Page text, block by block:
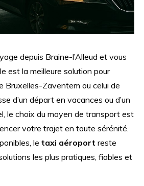
depuis Braine-l’Alleud et vous
est la meilleure solution pour
Bruxelles-Zaventem ou celui de
d’un départ en vacances ou d’un
le choix du moyen de transport est
votre trajet en toute sérénité.
letaxi aéroport reste
solutions les plus pratiques, fiables et